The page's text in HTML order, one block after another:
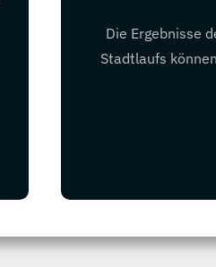
Die Ergebnisse
Stadtlaufs